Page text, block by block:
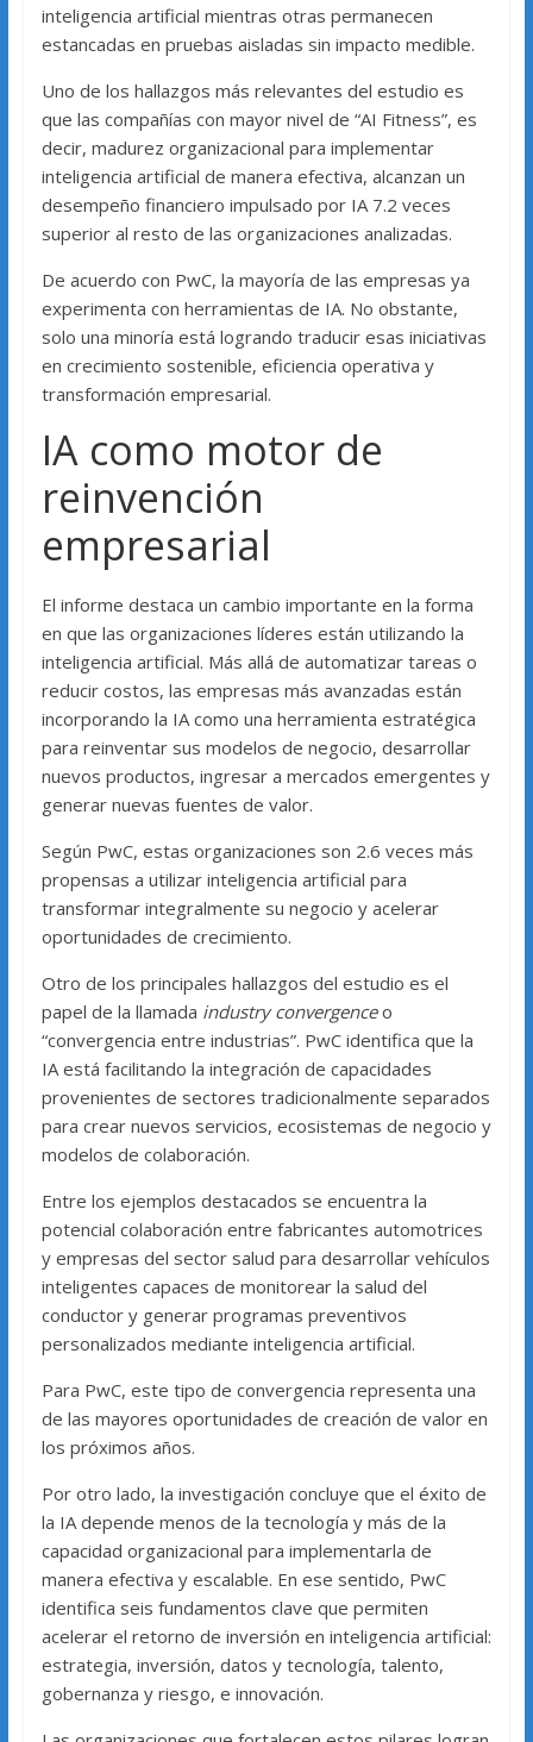
inteligencia artificial mientras otras permanecen
estancadas en pruebas aisladas sin impacto medible.
Uno de los hallazgos más relevantes del estudio es
que las compañías con mayor nivel de “AI Fitness”, es
decir, madurez organizacional para implementar
inteligencia artificial de manera efectiva, alcanzan un
desempeño financiero impulsado por IA 7.2 veces
superior al resto de las organizaciones analizadas.
De acuerdo con PwC, la mayoría de las empresas ya
experimenta con herramientas de IA. No obstante,
solo una minoría está logrando traducir esas iniciativas
en crecimiento sostenible, eficiencia operativa y
transformación empresarial.
IA como motor de
reinvención
empresarial
El informe destaca un cambio importante en la forma
en que las organizaciones líderes están utilizando la
inteligencia artificial. Más allá de automatizar tareas o
reducir costos, las empresas más avanzadas están
incorporando la IA como una herramienta estratégica
para reinventar sus modelos de negocio, desarrollar
nuevos productos, ingresar a mercados emergentes y
generar nuevas fuentes de valor.
Según PwC, estas organizaciones son 2.6 veces más
propensas a utilizar inteligencia artificial para
transformar integralmente su negocio y acelerar
oportunidades de crecimiento.
Otro de los principales hallazgos del estudio es el
papel de la llamada industry convergenceo
“convergencia entre industrias”. PwC identifica que la
IA está facilitando la integración de capacidades
provenientes de sectores tradicionalmente separados
para crear nuevos servicios, ecosistemas de negocio y
modelos de colaboración.
Entre los ejemplos destacados se encuentra la
potencial colaboración entre fabricantes automotrices
y empresas del sector salud para desarrollar vehículos
inteligentes capaces de monitorear la salud del
conductor y generar programas preventivos
personalizados mediante inteligencia artificial.
Para PwC, este tipo de convergencia representa una
de las mayores oportunidades de creación de valor en
los próximos años.
Por otro lado, la investigación concluye que el éxito de
la IA depende menos de la tecnología y más de la
capacidad organizacional para implementarla de
manera efectiva y escalable. En ese sentido, PwC
identifica seis fundamentos clave que permiten
acelerar el retorno de inversión en inteligencia artificial:
estrategia, inversión, datos y tecnología, talento,
gobernanza y riesgo, e innovación.